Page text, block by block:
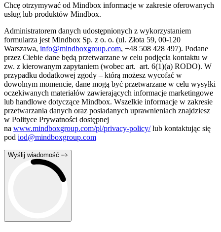
Chcę otrzymywać od Mindbox informacje w zakresie oferowanych
usług lub produktów Mindbox.
Administratorem danych udostępnionych z wykorzystaniem
formularza jest Mindbox Sp. z o. o. (ul. Złota 59, 00-120
Warszawa, info@mindboxgroup.com, +48 508 428 497). Podane
przez Ciebie dane będą przetwarzane w celu podjęcia kontaktu w
zw. z kierowanym zapytaniem (wobec art. art. 6(1)(a) RODO). W
przypadku dodatkowej zgody – którą możesz wycofać w
dowolnym momencie, dane mogą być przetwarzane w celu wysyłki
oczekiwanych materiałów zawierających informacje marketingowe
lub handlowe dotyczące Mindbox. Wszelkie informacje w zakresie
przetwarzania danych oraz posiadanych uprawnieniach znajdziesz
w Polityce Prywatności dostępnej
na www.mindboxgroup.com/pl/privacy-policy/lub kontaktując się
pod iod@mindboxgroup.com
Wyślij wiadomość